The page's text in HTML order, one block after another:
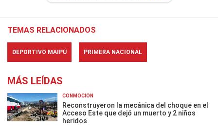
TEMAS RELACIONADOS
DEPORTIVO MAIPÚ PRIMERA NACIONAL
MÁS LEÍDAS
CONMOCIÓN
Reconstruyeron la mecánica del choque en el
Acceso Este que dejó un muerto y 2 niños
heridos